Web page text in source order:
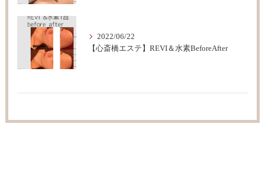
2022/06/22
【心斎橋エステ】REVI＆水素BeforeAfter